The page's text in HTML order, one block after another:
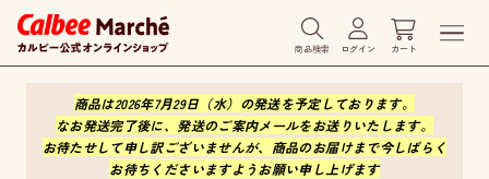
商品検索 ログイン カート
商品は2026年7月29日（水）の発送を予定しております。
なお発送完了後に、発送のご案内メールをお送りいたします。
お待たせして申し訳ございませんが、商品のお届けまで今しばらく
お待ちくださいますようお願い申し上げます